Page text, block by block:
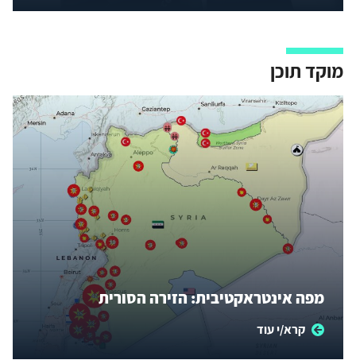
המתעצב בסוריה.
מוקד תוכן
מפה אינטראקטיבית: הזירה הסורית
קרא/י עוד